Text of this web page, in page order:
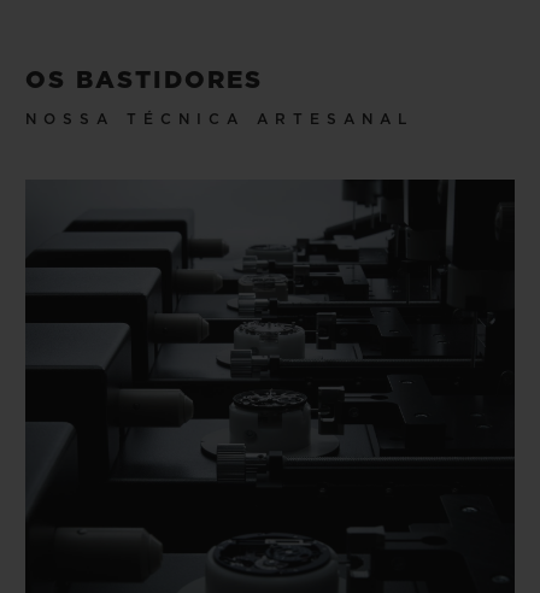
OS BASTIDORES
NOSSA TÉCNICA ARTESANAL